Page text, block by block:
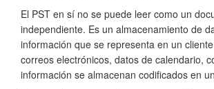
El PST en sí no se puede leer como un
independiente. Es un almacenamiento de
información que se representa en un
correos electrónicos, datos de calendario,
información se almacenan codificados en